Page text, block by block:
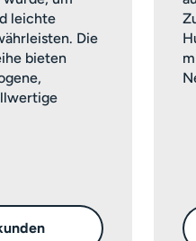
leichte
Die
bieten